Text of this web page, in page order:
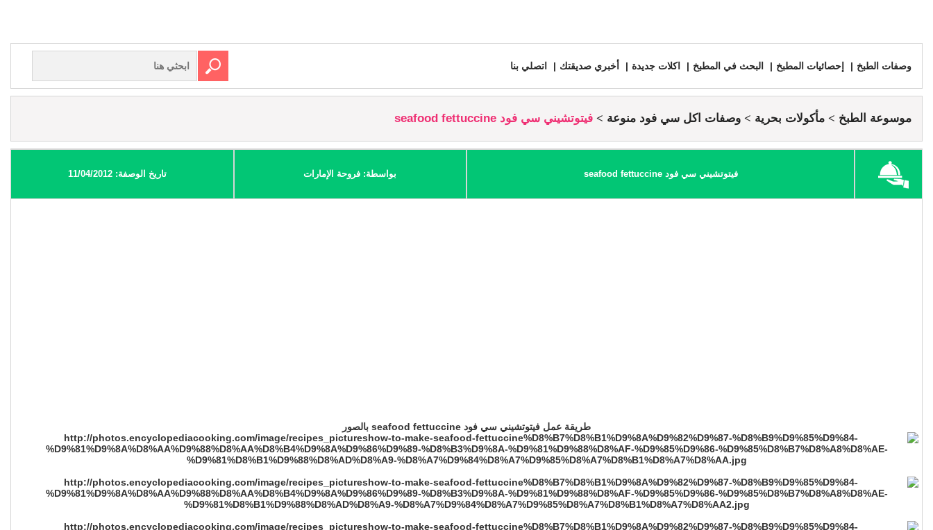
وصفات الطبخ إحصائيات المطبخ البحث في المطبخ اكلات جديدة أخبري صديقتك اتصلي بنا
موسوعة الطبخ مأكولات بحرية وصفات اكل سي فود منوعة فيتوتشيني سي فود seafood fettuccine
فيتوتشيني سي فود seafood fettuccine بواسطة: فروحة الإمارات تاريخ الوصفة: 11/04/2012
طريقة عمل فيتوتشيني سي فود seafood fettuccine بالصور